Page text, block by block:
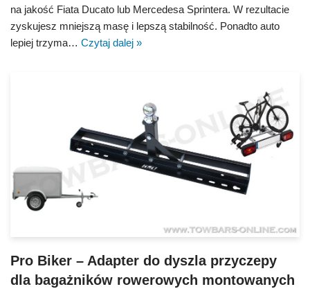
na jakość Fiata Ducato lub Mercedesa Sprintera. W rezultacie
zyskujesz mniejszą masę i lepszą stabilność. Ponadto auto
lepiej trzyma… Czytaj dalej »
Pro Biker – Adapter do dyszla przyczepy
dla bagażników rowerowych montowanych